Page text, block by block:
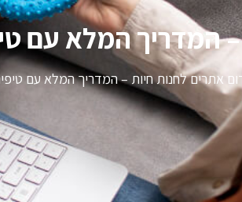
המדריך המלא עם
אתרים לחנות חיות – המדריך המלא עם